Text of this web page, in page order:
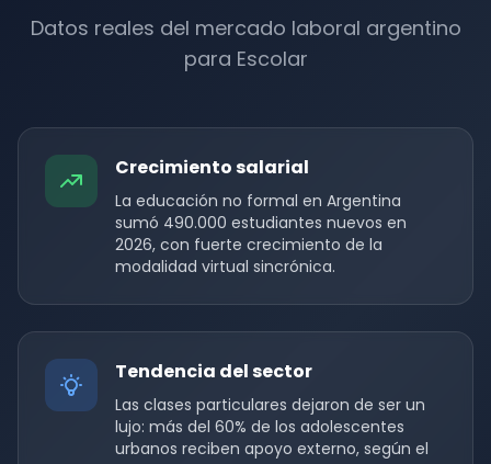
Datos reales del mercado laboral argentino
para Escolar
Crecimiento salarial
La educación no formal en Argentina
sumó 490.000 estudiantes nuevos en
2026, con fuerte crecimiento de la
modalidad virtual sincrónica.
Tendencia del sector
Las clases particulares dejaron de ser un
lujo: más del 60% de los adolescentes
urbanos reciben apoyo externo, según el